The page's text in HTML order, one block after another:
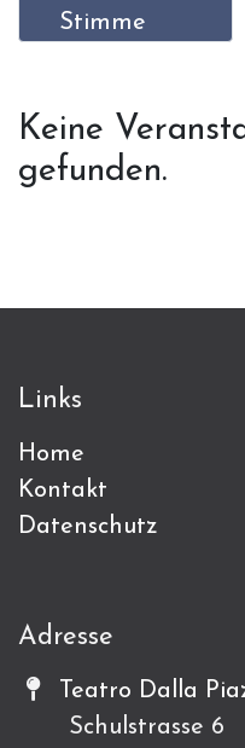
Stimme
Keine
gefunden.
Links
Home
Kontakt
Datenschutz
Adresse
Teatro Dalla
Schulstrasse 6